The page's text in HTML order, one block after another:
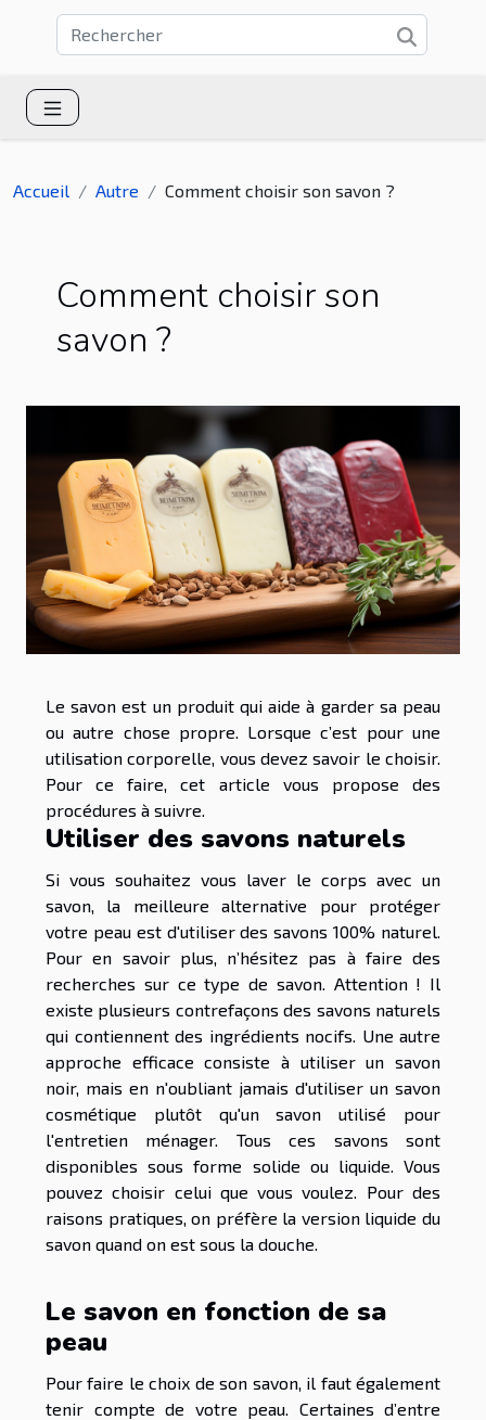
Accueil Autre Comment choisir son savon ?
Comment choisir son
savon ?
Le savon est un produit qui aide à garder sa peau
ou autre chose propre. Lorsque c’est pour une
utilisation corporelle, vous devez savoir le choisir.
Pour ce faire, cet article vous propose des
procédures à suivre.
Utiliser des savons naturels
Si vous souhaitez vous laver le corps avec un
savon, la meilleure alternative pour protéger
votre peau est d'utiliser des savons 100% naturel.
Pouren savoir plus, n’hésitez pas à faire des
recherches sur ce type de savon. Attention ! Il
existe plusieurs contrefaçons des savons naturels
qui contiennent des ingrédients nocifs. Une autre
approche efficace consiste à utiliser un savon
noir, mais en n'oubliant jamais d'utiliser un savon
cosmétique plutôt qu'un savon utilisé pour
l'entretien ménager. Tous ces savons sont
disponibles sous forme solide ou liquide. Vous
pouvez choisir celui que vous voulez. Pour des
raisons pratiques, on préfère la version liquide du
savon quand on est sous la douche.
Le savon en fonction de sa
peau
Pour faire le choix de son savon, il faut également
tenir compte de votre peau. Certaines d’entre